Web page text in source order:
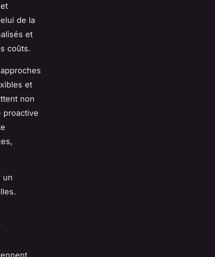
de la
et
coûts.
et
non
proactive
un